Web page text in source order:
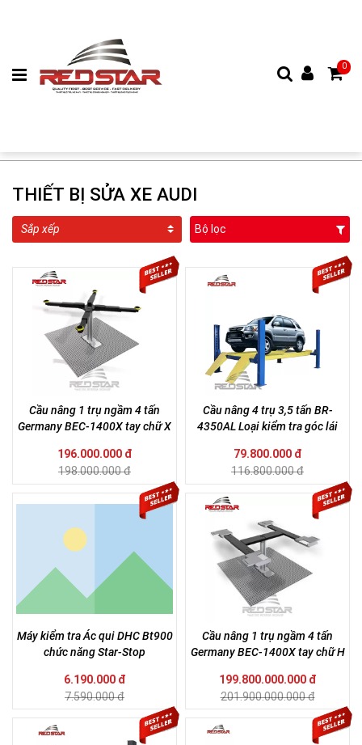
0
THIẾT BỊ SỬA XE AUDI
Bộ lọc
Cầu nâng 1 trụ ngầm 4 tấn
Germany BEC-1400X tay chữ X
196.000.000 đ
198.000.000 đ
Cầu nâng 4 trụ 3,5 tấn BR-
4350AL Loại kiểm tra góc lái
79.800.000 đ
116.800.000 đ
Máy kiểm tra Ác qui DHC Bt900
chức năng Star-Stop
6.190.000 đ
7.590.000 đ
Cầu nâng 1 trụ ngầm 4 tấn
Germany BEC-1400X tay chữ H
199.800.000.000 đ
201.900.000.000 đ